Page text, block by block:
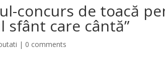
concurs de toacă
sfânt care cântă”
| 0 comments